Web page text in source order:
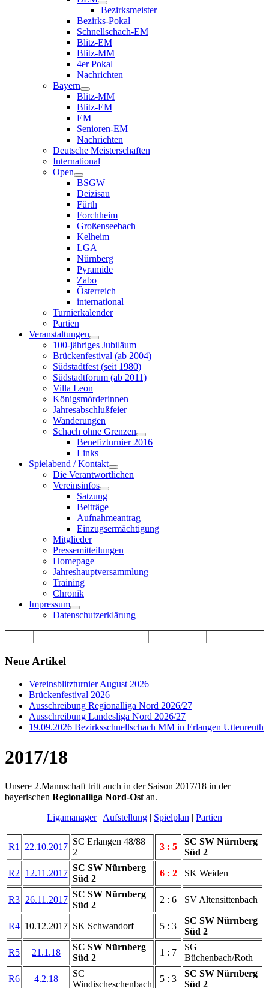
Bezirksmeister
Bezirks-Pokal
Schnellschach-EM
Blitz-EM
Blitz-MM
4er Pokal
Nachrichten
Bayern
Blitz-MM
Blitz-EM
EM
Senioren-EM
Nachrichten
Deutsche Meisterschaften
International
Open
BSGW
Deizisau
Fürth
Forchheim
Großenseebach
Kelheim
LGA
Nürnberg
Pyramide
Zabo
Österreich
international
Turnierkalender
Partien
Veranstaltungen
100-jähriges Jubiläum
Brückenfestival (ab 2004)
Südstadtfest (seit 1980)
Südstadtforum (ab 2011)
Villa Leon
Königsmörderinnen
Jahresabschlußfeier
Wanderungen
Schach ohne Grenzen
Benefizturnier 2016
Links
Spielabend / Kontakt
Die Verantwortlichen
Vereinsinfos
Satzung
Beiträge
Aufnahmeantrag
Einzugsermächtigung
Mitglieder
Pressemitteilungen
Homepage
Jahreshauptversammlung
Training
Chronik
Impressum
Datenschutzerklärung
Neue Artikel
Vereinsblitzturnier August 2026
Brückenfestival 2026
Ausschreibung Regionalliga Nord 2026/27
Ausschreibung Landesliga Nord 2026/27
19.09.2026 Bezirksschnellschach MM in Erlangen Uttenreuth
2017/18
Unsere 2.Mannschaft tritt auch in der Saison 2017/18 in der
bayerischen Regionalliga Nord-Ost an.
Ligamanager| Aufstellung | Spielplan | Partien
R1 22.10.2017
SC Erlangen 48/88
2
3 : 5
SC SW Nürnberg
Süd 2
R2 12.11.2017
SC SW Nürnberg
Süd 2
6 : 2 SK Weiden
R3 26.11.2017
SC SW Nürnberg
Süd 2
2 : 6 SV Altensittenbach
R4 10.12.2017 SK Schwandorf 5 : 3
SC SW Nürnberg
Süd 2
R5 21.1.18
SC SW Nürnberg
Süd 2
1 : 7
SG
Büchenbach/Roth
R6 4.2.18
SC
Windischeschenbach
5 : 3
SC SW Nürnberg
Süd 2